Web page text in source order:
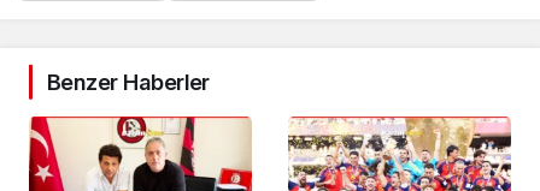
Benzer Haberler